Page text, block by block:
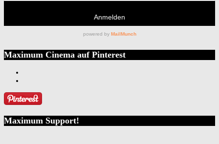
Maximum Cinema auf Pinterest
Maximum Support!